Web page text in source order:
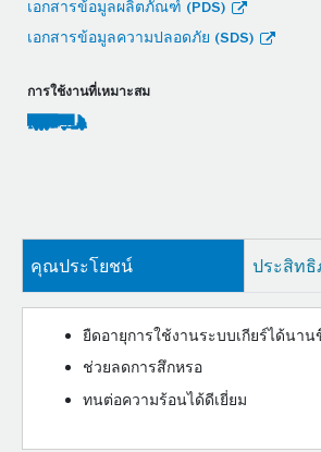
เอกสารข้อมูลผลิตภัณฑ์ (PDS)
เอกสารข้อมูลความปลอดภัย (SDS)
การใช้งานที่เหมาะสม
คุณประโยชน์ ประสิท
ยืดอายุการใช้งานระบบเกียร์ได้นา
ช่วยลดการสึกหรอ
ทนต่อความร้อนได้ดีเยี่ยม